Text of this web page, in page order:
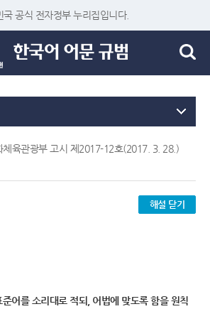
공식 전자정부 누리집입니다.
육관광부 고시 제2017-12호(2017. 3. 28.)
해설 닫기
어를 소리대로 적되, 어법에 맞도록 함을 원칙